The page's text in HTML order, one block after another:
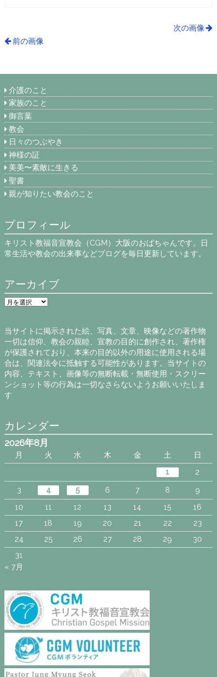
次の画像
前の画像
介護のこと
家族のこと
御言葉
教会
日々のつぶやき
神様の証
美美〜素敵に生きる
聖書
親が知りたい教会のこと
プロフィール
キリスト教福音宣教会（CGM）大阪のおばちゃんです。日
常生活や教会の出来事などブログを毎日更新しています。
アーカイブ
ア
ー
ブ
当サイトに掲示された絵、写真、文章、映像などの著作物
一切は信仰、教会の親睦、宣教の目的に創作され、著作権
が保護されており、本来の目的以外の用途に使用される場
合は、関連法令に抵触する可能性があります。当サイトの
内容、テキスト、画像等の無断転載・無断使用・スクリー
ンショット等の行為は一切なさらないようお願いいたしま
す
カレンダー
2026年8月
月 火 水 木 金 土
日
1
2
3
4 5 6 7 8
9
10
11 12 13 14 15
16
17
18 19 20 21 22
23
24
25 26 27 28 29
30
31
« 7月